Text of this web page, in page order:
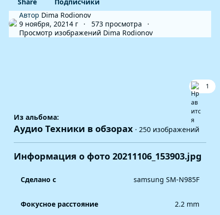
Автор Dima Rodionov
9 ноября, 20214 г
573 просмотра
Просмотр изображений Dima Rodionov
1
Из альбома:
Аудио Техники в обзорах · 250 изображений
Информация о фото 20211106_153903.jpg
Сделано с samsung SM-N985F
Фокусное расстояние 2.2 mm